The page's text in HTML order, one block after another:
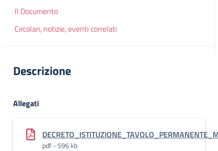
Il Documento
Circolari, notizie, eventi correlati
Descrizione
Allegati
pdf - 596 kb